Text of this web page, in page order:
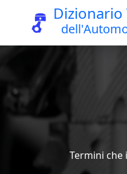
Dizionario
Termini che